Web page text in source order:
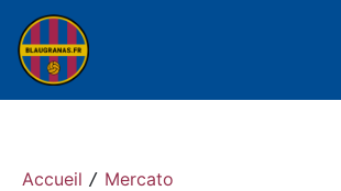
Accueil / Mercato